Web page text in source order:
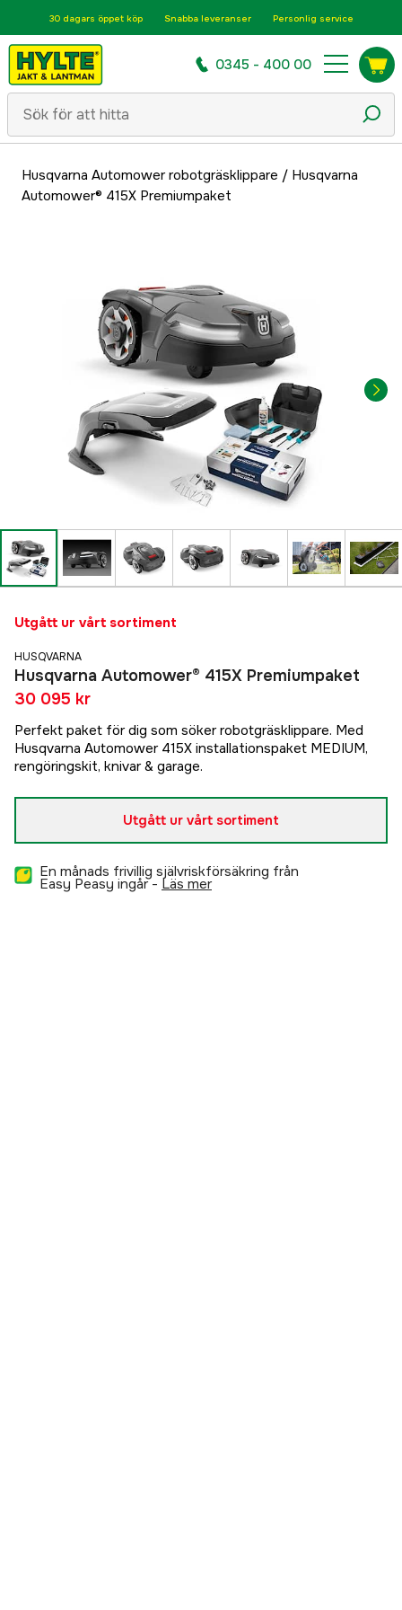
30 dagars öppet köp Snabba leveranser Personlig service
0345 - 400 00
Husqvarna Automower robotgräsklippare / Husqvarna
Automower® 415X Premiumpaket
Utgått ur vårt sortiment
HUSQVARNA
Husqvarna Automower® 415X Premiumpaket
30 095 kr
Perfekt paket för dig som söker robotgräsklippare. Med
Husqvarna Automower 415X installationspaket MEDIUM,
rengöringskit, knivar & garage.
Utgått ur vårt sortiment
En månads frivillig självriskförsäkring från
Easy Peasy ingår - läs mer